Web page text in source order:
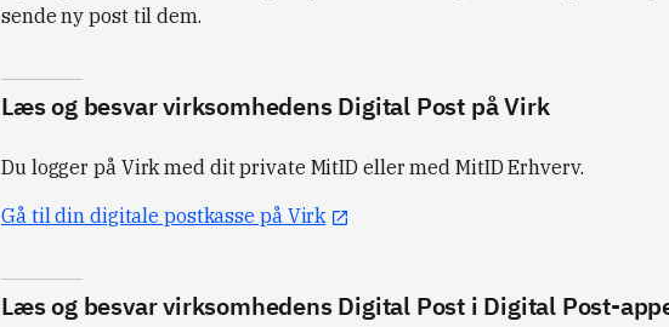
sende ny post til dem.
Læs og besvar virksomhedens Digital Post på Virk
Du logger på Virk med dit private MitID eller med MitID Erhverv.
Gå til din digitale postkasse på Virk
Læs og besvar virksomhedens Digital Post i Digital Post-